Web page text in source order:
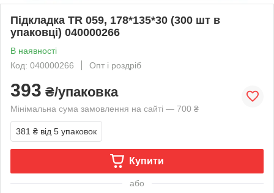
Підкладка TR 059, 178*135*30 (300 шт в
упаковці) 040000266
В наявності
Код: 040000266
Опт і роздріб
393 ₴/упаковка
Мінімальна сума замовлення на сайті — 700 ₴
381 ₴ від 5 упаковок
Купити
або